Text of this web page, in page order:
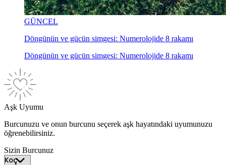
GÜNCEL
Döngünün ve gücün simgesi: Numerolojide 8 rakamı
Döngünün ve gücün simgesi: Numerolojide 8 rakamı
Aşk Uyumu
Burcunuzu ve onun burcunu seçerek aşk hayatındaki uyumunuzu
öğrenebilirsiniz.
Sizin Burcunuz